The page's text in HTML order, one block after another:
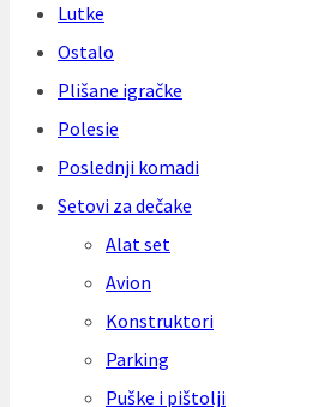
Lutke
Ostalo
Plišane igračke
Polesie
Poslednji komadi
Setovi za dečake
Alat set
Avion
Konstruktori
Parking
Puške i pištolji